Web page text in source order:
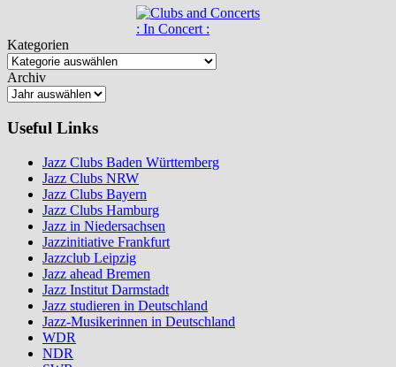
: In Concert :
Kategorien
Archiv
Useful Links
Jazz Clubs Baden Württemberg
Jazz Clubs NRW
Jazz Clubs Bayern
Jazz Clubs Hamburg
Jazz in Niedersachsen
Jazzinitiative Frankfurt
Jazzclub Leipzig
Jazz ahead Bremen
Jazz Institut Darmstadt
Jazz studieren in Deutschland
Jazz-Musikerinnen in Deutschland
WDR
NDR